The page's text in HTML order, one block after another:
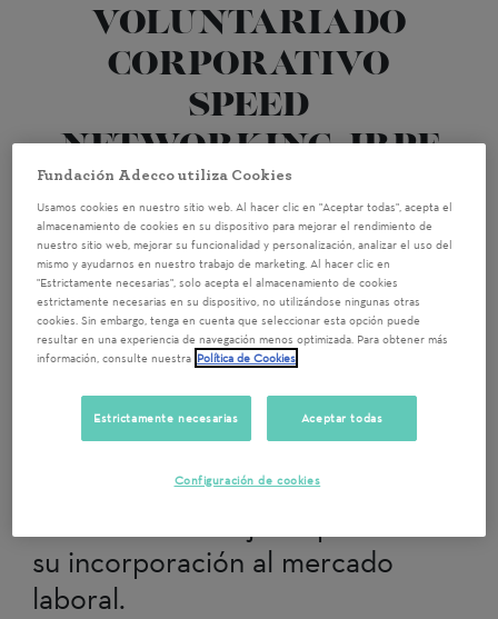
VOLUNTARIADO
CORPORATIVO
SPEED
NETWORKING. IRPF
6 .ALICANTE 2023.
Alicante/Alacant18/10/2023 9:00
¡Apúntate a esta nueva actividad
de voluntariado! Gracias a tu
participación contribuirás a que
nos acerquemos cada día más a la
consecución de la igualdad en la
mujer, al empoderamiento y la
su incorporación al mercado
laboral.
Fundación Adecco utiliza Cookies
Usamos cookies en nuestro sitio web. Al hacer clic en "Aceptar todas", acepta el
almacenamiento de cookies en su dispositivo para mejorar el rendimiento de
nuestro sitio web, mejorar su funcionalidad y personalización, analizar el uso del
mismo y ayudarnos en nuestro trabajo de marketing. Al hacer clic en
"Estrictamente necesarias", solo acepta el almacenamiento de cookies
estrictamente necesarias en su dispositivo, no utilizándose ningunas otras
cookies. Sin embargo, tenga en cuenta que seleccionar esta opción puede
resultar en una experiencia de navegación menos optimizada. Para obtener más
información, consulte nuestra Política de Cookies
Estrictamente necesarias Aceptar todas
Configuración de cookies